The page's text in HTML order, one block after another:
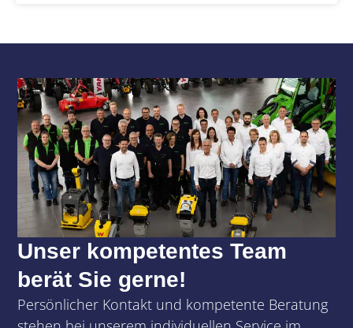
Unser kompetentes Team
berät Sie gerne!
Persönlicher Kontakt und kompetente Beratung